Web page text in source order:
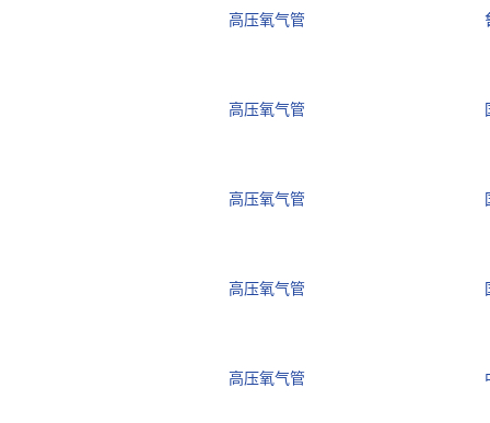
高压氧气管
高压氧气管
高压氧气管
高压氧气管
高压氧气管